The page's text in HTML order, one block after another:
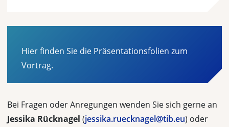
Hier finden Sie die Präsentationsfolien zum
Vortrag.
Bei Fragen oder Anregungen wenden Sie sich gerne an
Jessika Rücknagel (jessika.ruecknagel@tib.eu) oder